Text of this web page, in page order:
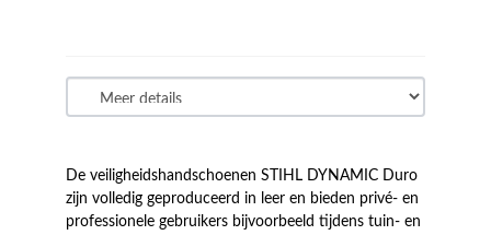
De veiligheidshandschoenen STIHL DYNAMIC Duro
zijn volledig geproduceerd in leer en bieden privé- en
professionele gebruikers bijvoorbeeld tijdens tuin- en